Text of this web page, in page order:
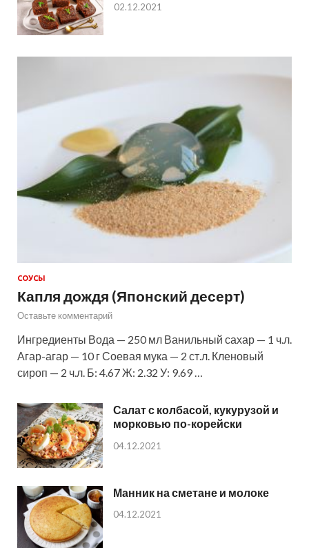
02.12.2021
СОУСЫ
Капля дождя (Японский десерт)
Оставьте комментарий
Ингредиенты Вода — 250 мл Ванильный сахар — 1 ч.л.
Агар-агар — 10 г Соевая мука — 2 ст.л. Кленовый
сироп — 2 ч.л. Б: 4.67 Ж: 2.32 У: 9.69 …
Салат с колбасой, кукурузой и
морковью по-корейски
04.12.2021
Манник на сметане и молоке
04.12.2021